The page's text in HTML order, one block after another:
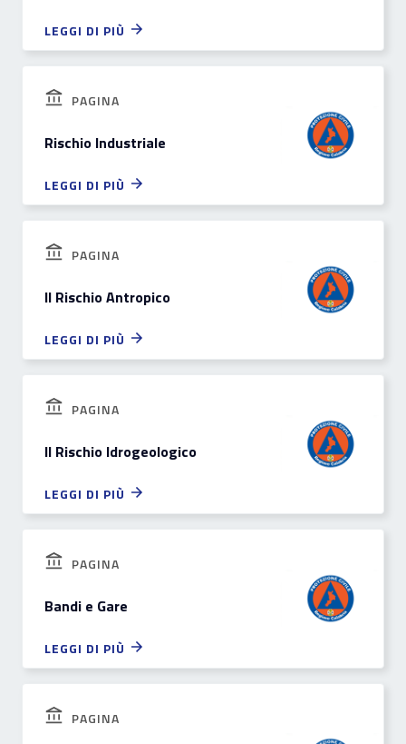
LEGGI DI PIÙ
PAGINA
Rischio Industriale
LEGGI DI PIÙ
PAGINA
Il Rischio Antropico
LEGGI DI PIÙ
PAGINA
Il Rischio Idrogeologico
LEGGI DI PIÙ
PAGINA
Bandi e Gare
LEGGI DI PIÙ
PAGINA